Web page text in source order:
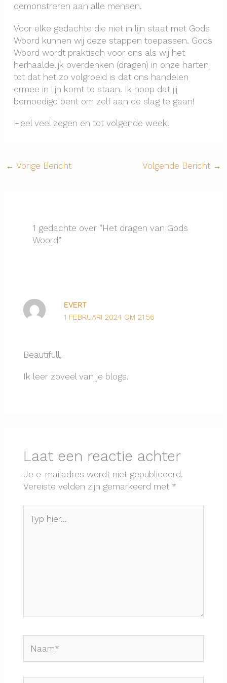
demonstreren aan alle mensen.
Voor elke gedachte die niet in lijn staat met Gods
Woord kunnen wij deze stappen toepassen. Gods
Woord wordt praktisch voor ons als wij het
herhaaldelijk overdenken (dragen) in onze harten
tot dat het zo volgroeid is dat ons handelen
ermee in lijn komt te staan. Ik hoop dat jij
bemoedigd bent om zelf aan de slag te gaan!
Heel veel zegen en tot volgende week!
← Vorige Bericht Volgende Bericht →
1 gedachte over “Het dragen van Gods
Woord”
EVERT
1 FEBRUARI 2024 OM 21:56
Beautifull,
Ik leer zoveel van je blogs.
Laat een reactie achter
Je e-mailadres wordt niet gepubliceerd.
Vereiste velden zijn gemarkeerd met *
hier...